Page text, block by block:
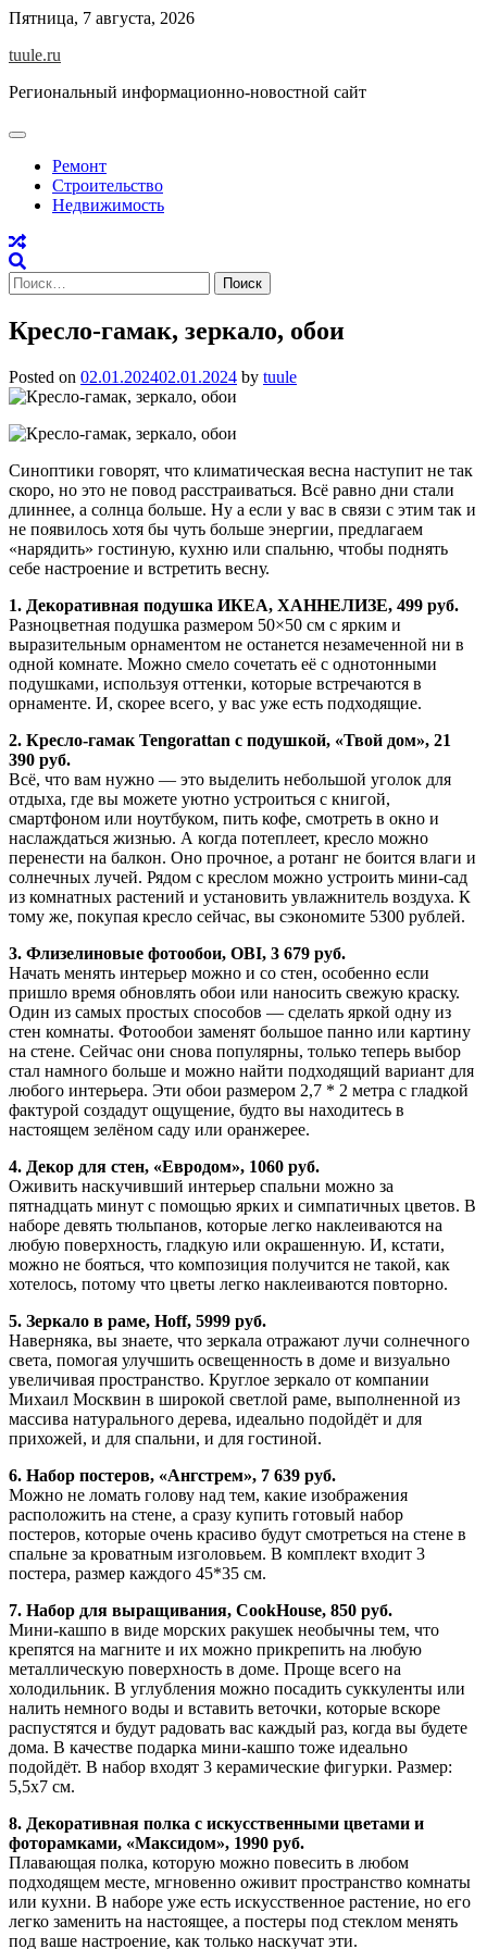
Skip
content
Пятница, 7 августа, 2026
tuule.ru
Региональный информационно-новостной сайт
Ремонт
Строительство
Недвижимость
Найти:
Кресло-гамак, зеркало, обои
Posted on 02.01.202402.01.2024 by tuule
Синоптики говорят, что климатическая весна наступит не так
скоро, но это не повод расстраиваться. Всё равно дни стали
длиннее, а солнца больше. Ну а если у вас в связи с этим так и
не появилось хотя бы чуть больше энергии, предлагаем
«нарядить» гостиную, кухню или спальню, чтобы поднять
себе настроение и встретить весну.
1. Декоративная подушка ИКЕА, ХАННЕЛИЗЕ, 499 руб.
Разноцветная подушка размером 50×50 см с ярким и
выразительным орнаментом не останется незамеченной ни в
одной комнате. Можно смело сочетать её с однотонными
подушками, используя оттенки, которые встречаются в
орнаменте. И, скорее всего, у вас уже есть подходящие.
2. Кресло-гамак Tengorattan c подушкой, «Твой дом», 21
390 руб.
Всё, что вам нужно — это выделить небольшой уголок для
отдыха, где вы можете уютно устроиться с книгой,
смартфоном или ноутбуком, пить кофе, смотреть в окно и
наслаждаться жизнью. А когда потеплеет, кресло можно
перенести на балкон. Оно прочное, а ротанг не боится влаги и
солнечных лучей. Рядом с креслом можно устроить мини-сад
из комнатных растений и установить увлажнитель воздуха. К
тому же, покупая кресло сейчас, вы сэкономите 5300 рублей.
3. Флизелиновые фотообои, ОBI, 3 679 руб.
Начать менять интерьер можно и со стен, особенно если
пришло время обновлять обои или наносить свежую краску.
Один из самых простых способов — сделать яркой одну из
стен комнаты. Фотообои заменят большое панно или картину
на стене. Сейчас они снова популярны, только теперь выбор
стал намного больше и можно найти подходящий вариант для
любого интерьера. Эти обои размером 2,7 * 2 метра с гладкой
фактурой создадут ощущение, будто вы находитесь в
настоящем зелёном саду или оранжерее.
4. Декор для стен, «Евродом», 1060 руб.
Оживить наскучивший интерьер спальни можно за
пятнадцать минут с помощью ярких и симпатичных цветов. В
наборе девять тюльпанов, которые легко наклеиваются на
любую поверхность, гладкую или окрашенную. И, кстати,
можно не бояться, что композиция получится не такой, как
хотелось, потому что цветы легко наклеиваются повторно.
5. Зеркало в раме, Hoff, 5999 руб.
Наверняка, вы знаете, что зеркала отражают лучи солнечного
света, помогая улучшить освещенность в доме и визуально
увеличивая пространство. Круглое зеркало от компании
Михаил Москвин в широкой светлой раме, выполненной из
массива натурального дерева, идеально подойдёт и для
прихожей, и для спальни, и для гостиной.
6. Набор постеров, «Ангстрем», 7 639 руб.
Можно не ломать голову над тем, какие изображения
расположить на стене, а сразу купить готовый набор
постеров, которые очень красиво будут смотреться на стене в
спальне за кроватным изголовьем. В комплект входит 3
постера, размер каждого 45*35 см.
7. Набор для выращивания, CookHouse, 850 руб.
Мини-кашпо в виде морских ракушек необычны тем, что
крепятся на магните и их можно прикрепить на любую
металлическую поверхность в доме. Проще всего на
холодильник. В углубления можно посадить суккуленты или
налить немного воды и вставить веточки, которые вскоре
распустятся и будут радовать вас каждый раз, когда вы будете
дома. В качестве подарка мини-кашпо тоже идеально
подойдёт. В набор входят 3 керамические фигурки. Размер:
5,5х7 см.
8. Декоративная полка с искусственными цветами и
фоторамками, «Максидом», 1990 руб.
Плавающая полка, которую можно повесить в любом
подходящем месте, мгновенно оживит пространство комнаты
или кухни. В наборе уже есть искусственное растение, но его
легко заменить на настоящее, а постеры под стеклом менять
под ваше настроение, как только наскучат эти.